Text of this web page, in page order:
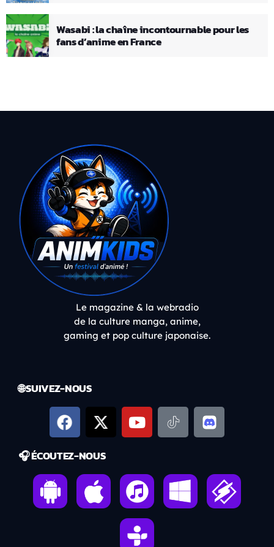
Wasabi : la chaîne incontournable pour les
fans d’anime en France
Le magazine & la webradio
de la culture manga, anime,
gaming et pop culture japonaise.
🌐 SUIVEZ-NOUS
🎧 ÉCOUTEZ-NOUS